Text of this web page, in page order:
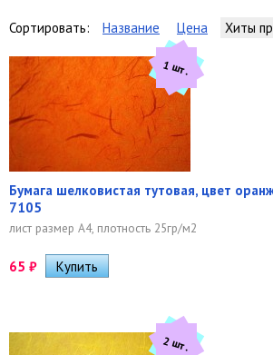
Сортировать: Название Цена Хиты
1 шт.
Бумага шелковистая тутовая, цвет
7105
лист размер А4, плотность 25гр/м2
65 ₽
2 шт.